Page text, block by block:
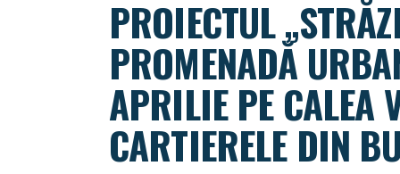
PROIECTUL
PROMENADĂ
APRILIE PE CALEA
CARTIERELE DIN